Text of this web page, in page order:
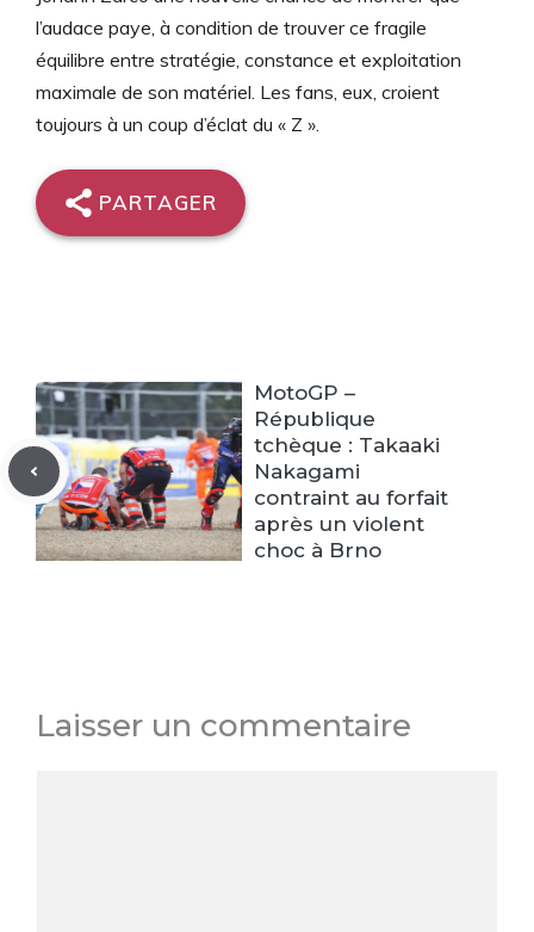
l’audace paye, à condition de trouver ce fragile
équilibre entre stratégie, constance et exploitation
maximale de son matériel. Les fans, eux, croient
toujours à un coup d’éclat du « Z ».
PARTAGER
MotoGP –
République
tchèque : Takaaki
Nakagami
contraint au forfait
après un violent
choc à Brno
Laisser un commentaire